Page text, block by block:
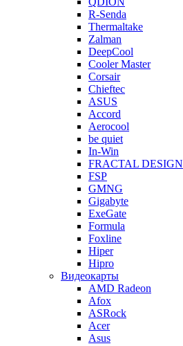
R-Senda
Thermaltake
Zalman
DeepCool
Cooler Master
Corsair
Chieftec
ASUS
Accord
Aerocool
be quiet
In-Win
FRACTAL DESIGN
FSP
GMNG
Gigabyte
ExeGate
Formula
Foxline
Hiper
Hipro
Видеокарты
AMD Radeon
Afox
ASRock
Acer
Asus